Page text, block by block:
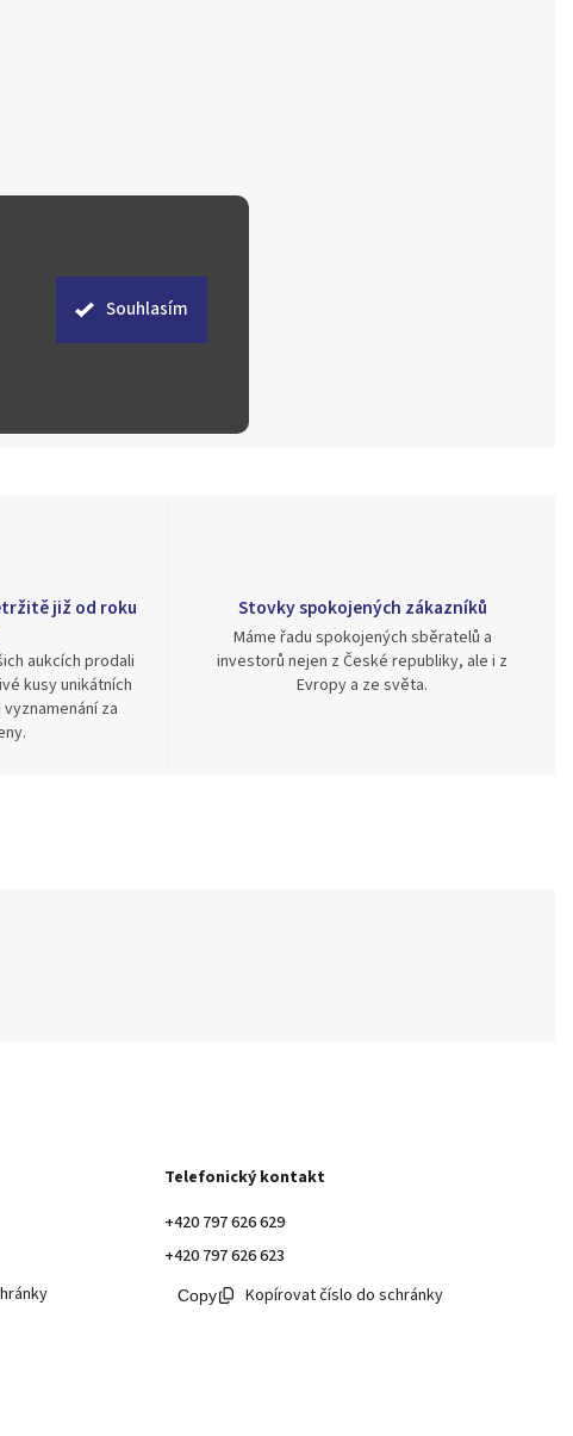
Souhlasím
již od roku
aukcích prodali
kusy unikátních
za
Stovky spokojených zákazníků
Máme řadu spokojených sběratelů a
investorů nejen z České republiky, ale i z
Evropy a ze světa.
Telefonický kontakt
+420 797 626 629
+420 797 626 623
Kopírovat číslo do schránky